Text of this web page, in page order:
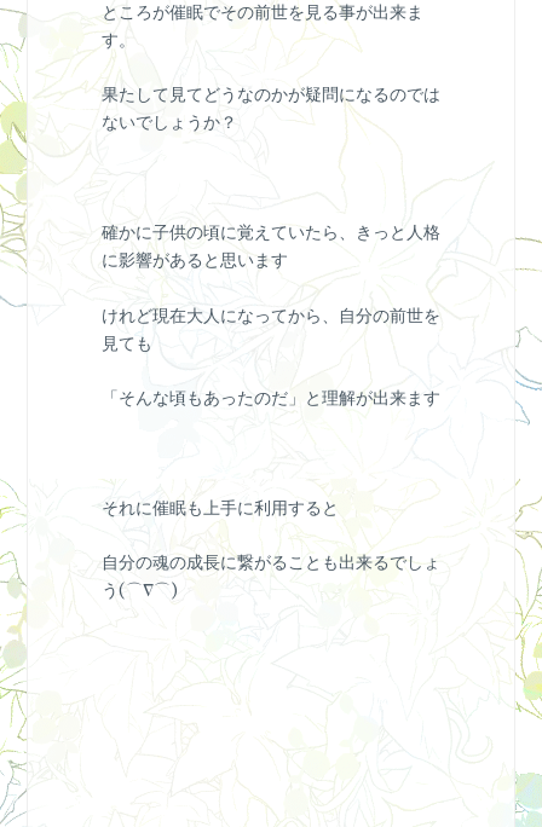
ところが催眠でその前世を見る事が出来ま
す。
果たして見てどうなのかが疑問になるのでは
ないでしょうか？
確かに子供の頃に覚えていたら、きっと人格
に影響があると思います
けれど現在大人になってから、自分の前世を
見ても
「そんな頃もあったのだ」と理解が出来ます
それに催眠も上手に利用すると
自分の魂の成長に繋がることも出来るでしょ
う(⌒∇⌒)